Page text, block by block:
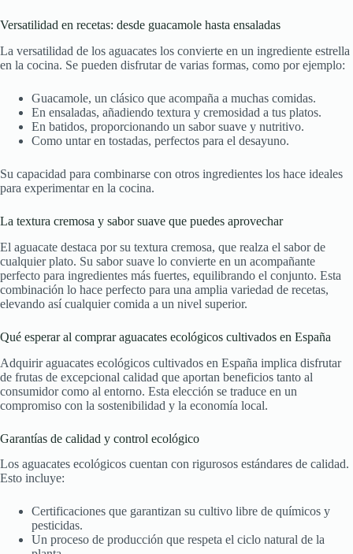
Versatilidad en recetas: desde guacamole hasta ensaladas
La versatilidad de los aguacates los convierte en un ingrediente estrella
en la cocina. Se pueden disfrutar de varias formas, como por ejemplo:
Guacamole, un clásico que acompaña a muchas comidas.
En ensaladas, añadiendo textura y cremosidad a tus platos.
En batidos, proporcionando un sabor suave y nutritivo.
Como untar en tostadas, perfectos para el desayuno.
Su capacidad para combinarse con otros ingredientes los hace ideales
para experimentar en la cocina.
La textura cremosa y sabor suave que puedes aprovechar
El aguacate destaca por su textura cremosa, que realza el sabor de
cualquier plato. Su sabor suave lo convierte en un acompañante
perfecto para ingredientes más fuertes, equilibrando el conjunto. Esta
combinación lo hace perfecto para una amplia variedad de recetas,
elevando así cualquier comida a un nivel superior.
Qué esperar al comprar aguacates ecológicos cultivados en España
Adquirir aguacates ecológicos cultivados en España implica disfrutar
de frutas de excepcional calidad que aportan beneficios tanto al
consumidor como al entorno. Esta elección se traduce en un
compromiso con la sostenibilidad y la economía local.
Garantías de calidad y control ecológico
Los aguacates ecológicos cuentan con rigurosos estándares de calidad.
Esto incluye:
Certificaciones que garantizan su cultivo libre de químicos y
pesticidas.
Un proceso de producción que respeta el ciclo natural de la